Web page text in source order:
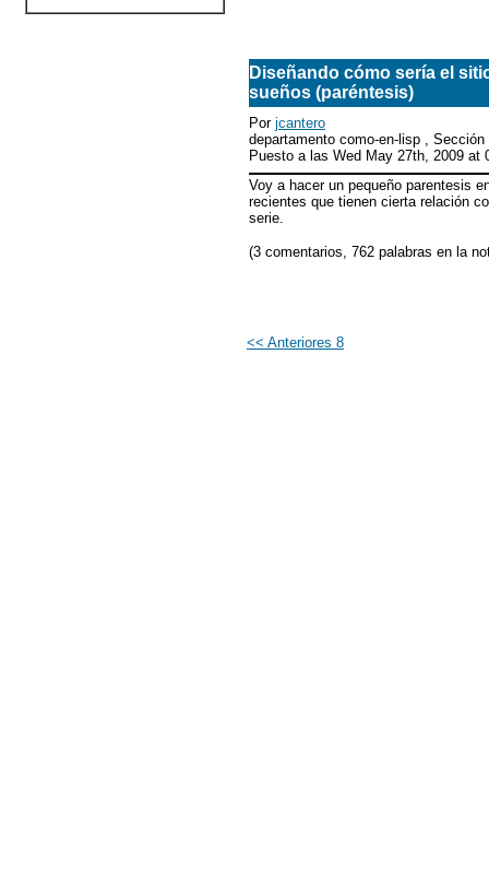
Diseñando cómo sería el
sueños (paréntesis)
Por jcantero
departamento como-en-lisp , Sección
Puesto a las Wed May 27th, 2009 at
Voy a hacer un pequeño parentesis
recientes que tienen cierta relación
serie.
(3 comentarios, 762 palabras en la
<< Anteriores 8